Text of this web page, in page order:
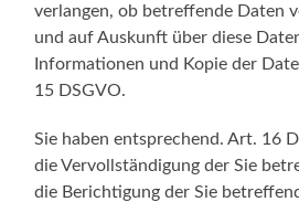
verlangen, ob betreffende Daten
und auf Auskunft über diese
Informationen und Kopie der
15 DSGVO.
Sie haben entsprechend. Art. 16
die Vervollständigung der Sie
die Berichtigung der Sie